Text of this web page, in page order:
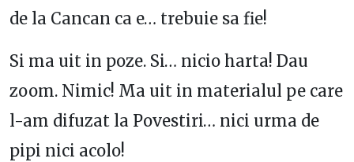
de la Cancan ca e… trebuie sa fie!
Si ma uit in poze. Si… nicio harta! Dau
zoom. Nimic! Ma uit in materialul pe care
l-am difuzat la Povestiri… nici urma de
pipi nici acolo!